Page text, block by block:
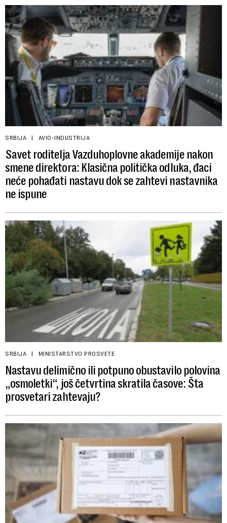
SRBIJA AVIO-INDUSTRIJA
Savet roditelja Vazduhoplovne akademije nakon
smene direktora: Klasična politička odluka, đaci
neće pohađati nastavu dok se zahtevi nastavnika
ne ispune
SRBIJA MINISTARSTVO PROSVETE
Nastavu delimično ili potpuno obustavilo polovina
„osmoletki“, još četvrtina skratila časove: Šta
prosvetari zahtevaju?